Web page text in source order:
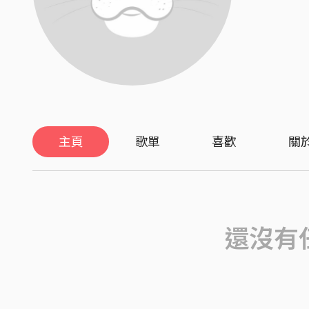
主頁 歌單 喜歡 關
還沒有